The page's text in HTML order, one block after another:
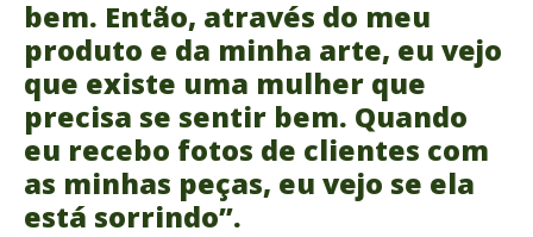
bem. Então, através do meu
produto e da minha arte, eu vejo
que existe uma mulher que
precisa se sentir bem. Quando
eu recebo fotos de clientes com
as minhas peças, eu vejo se ela
está sorrindo”.